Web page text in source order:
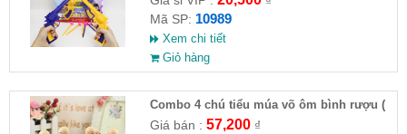
Mã SP: 10989
Xem chi tiết
Giỏ hàng
Combo 4 chú tiểu múa võ ôm bình rượu (
HĐ )
Giá bán : 57,200₫